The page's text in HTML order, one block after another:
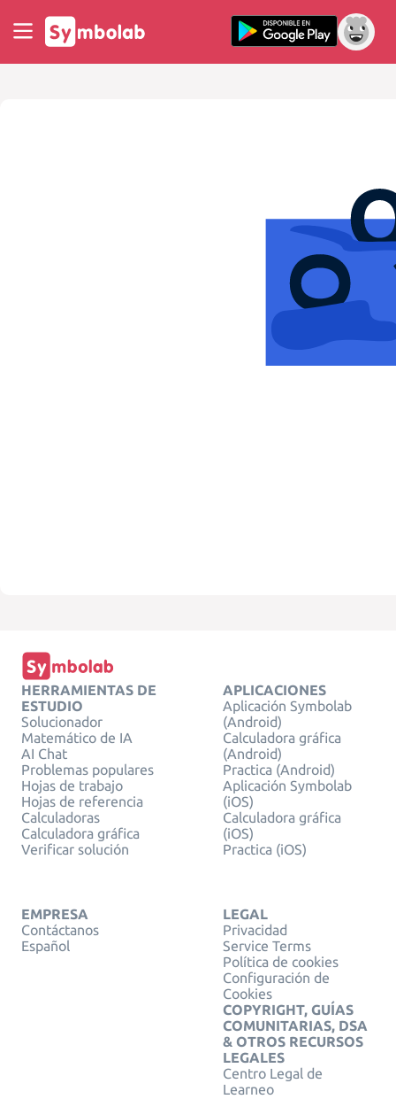
HERRAMIENTAS DE
ESTUDIO
Solucionador
Matemático de IA
AI Chat
Problemas populares
Hojas de trabajo
Hojas de referencia
Calculadoras
Calculadora gráfica
Verificar solución
APLICACIONES
Aplicación Symbolab
(Android)
Calculadora gráfica
(Android)
Practica (Android)
Aplicación Symbolab
(iOS)
Calculadora gráfica
(iOS)
Practica (iOS)
EMPRESA
Contáctanos
Español
LEGAL
Privacidad
Service Terms
Política de cookies
Configuración de
Cookies
COPYRIGHT, GUÍAS
COMUNITARIAS, DSA
& OTROS RECURSOS
LEGALES
Centro Legal de
Learneo